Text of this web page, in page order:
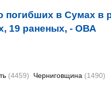
погибших в Сумах в
19 раненых, - ОВА
(4459) Черниговщина (1490)